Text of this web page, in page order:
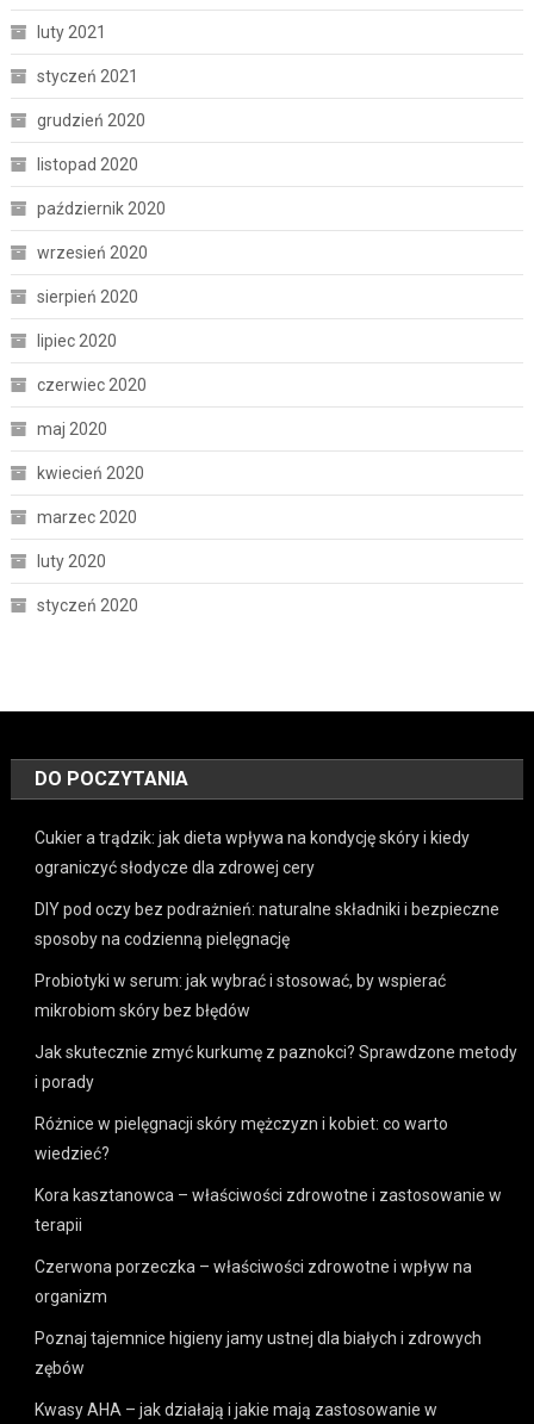
luty 2021
styczeń 2021
grudzień 2020
listopad 2020
październik 2020
wrzesień 2020
sierpień 2020
lipiec 2020
czerwiec 2020
maj 2020
kwiecień 2020
marzec 2020
luty 2020
styczeń 2020
DO POCZYTANIA
Cukier a trądzik: jak dieta wpływa na kondycję skóry i kiedy
ograniczyć słodycze dla zdrowej cery
DIY pod oczy bez podrażnień: naturalne składniki i bezpieczne
sposoby na codzienną pielęgnację
Probiotyki w serum: jak wybrać i stosować, by wspierać
mikrobiom skóry bez błędów
Jak skutecznie zmyć kurkumę z paznokci? Sprawdzone metody
i porady
Różnice w pielęgnacji skóry mężczyzn i kobiet: co warto
wiedzieć?
Kora kasztanowca – właściwości zdrowotne i zastosowanie w
terapii
Czerwona porzeczka – właściwości zdrowotne i wpływ na
organizm
Poznaj tajemnice higieny jamy ustnej dla białych i zdrowych
zębów
Kwasy AHA – jak działają i jakie mają zastosowanie w